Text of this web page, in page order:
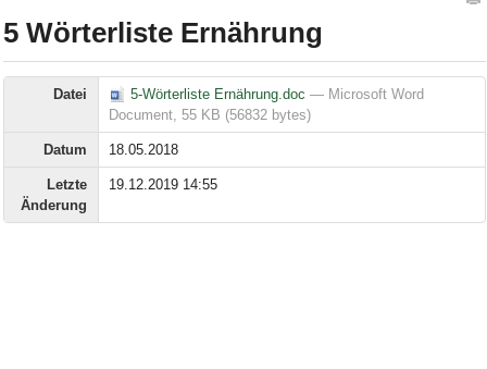
5 Wörterliste Ernährung
Datei 5-Wörterliste Ernährung.doc— Microsoft Word
Document, 55 KB (56832 bytes)
Datum 18.05.2018
Letzte
Änderung
19.12.2019 14:55